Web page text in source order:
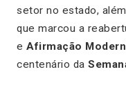
setor no estado,
que marcou a
e Afirmação
centenário da